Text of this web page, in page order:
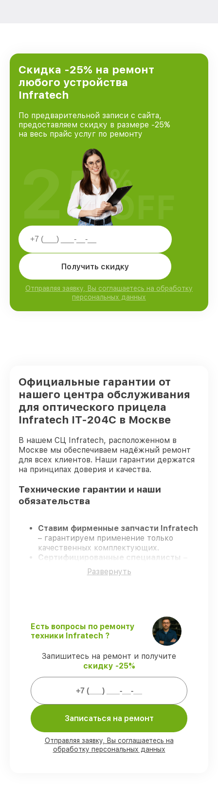
Скидка -25% на ремонт
любого устройства
Infratech
По предварительной записи с сайта,
предоставляем скидку в размере -25%
на весь прайс услуг по ремонту
Получить скидку
Отправляя заявку, Вы соглашаетесь на обработку
персональных данных
25%
OFF
Официальные гарантии от
нашего центра обслуживания
для оптического прицела
Infratech IT-204C в Москве
В нашем СЦ Infratech, расположенном в
Москве мы обеспечиваем надёжный ремонт
для всех клиентов. Наши гарантии держатся
на принципах доверия и качества.
Технические гарантии и наши
обязательства
Ставим фирменные запчасти Infratech
– гарантируем применение только
качественных комплектующих.
Сертифицированные специалисты
проходят жёсткий контроль знаний и
навыков, что гарантирует качество
Гарантийное сопровождение – все все
виды ремонта защищены сервисной
Мы гарантируем:
80%
владельца
90%
запчастей Infratech есть в наличии
в мастерской или на складе в Москве,
остальные доступны для срочного заказа
Развернуть
Есть вопросы по ремонту
техники Infratech ?
Запишитесь на ремонт и получите
скидку -25%
Записаться на ремонт
Отправляя заявку, Вы соглашаетесь на
обработку персональных данных